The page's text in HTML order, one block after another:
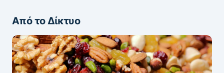
Από το Δίκτυο